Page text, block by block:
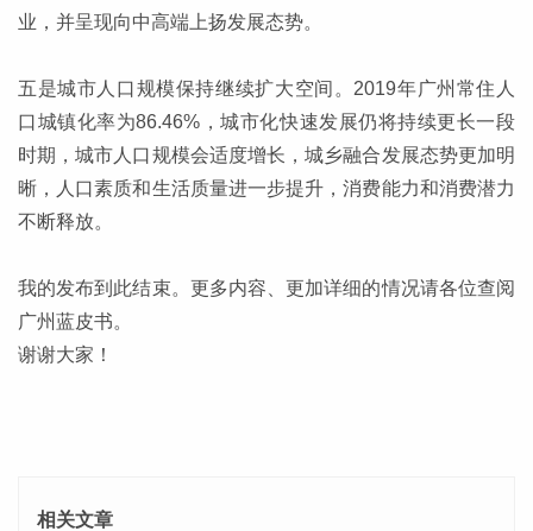
业，并呈现向中高端上扬发展态势。
五是城市人口规模保持继续扩大空间。2019年广州常住人
口城镇化率为86.46%，城市化快速发展仍将持续更长一段
时期，城市人口规模会适度增长，城乡融合发展态势更加明
晰，人口素质和生活质量进一步提升，消费能力和消费潜力
不断释放。
我的发布到此结束。更多内容、更加详细的情况请各位查阅
广州蓝皮书。
谢谢大家！
相关文章